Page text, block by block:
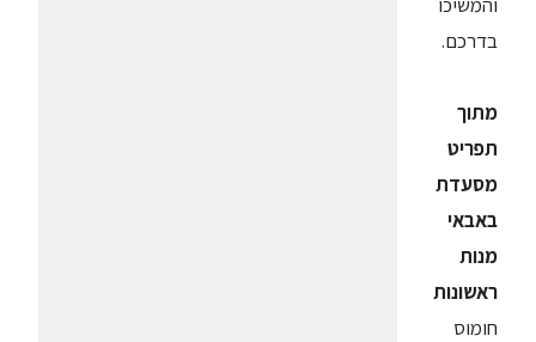
בדרכם.
מתוך
תפריט
מסעדת
באבאי
מנות
ראשונות
חומוס